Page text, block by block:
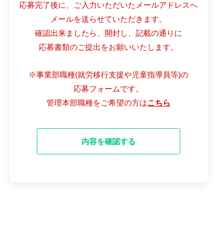
応募完了後に、ご入力いただいたメールアドレスへ
メールを送らせていただきます。
確認出来ましたら、開封し、記載の通りに
応募書類のご提出をお願いいたします。
※事業部職種(就労移行支援や児童指導員等)の
応募フォームです。
管理本部職種をご希望の方はこちら
内容を確認する